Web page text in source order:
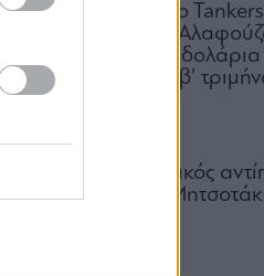
Okeanis Eco
Αριστείδης
318,6 εκατ.
– Μέρισμα β’
Ο πραγματικός
Κυριάκου